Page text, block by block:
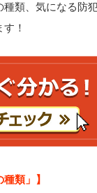
種類、気になる防
！
類」】